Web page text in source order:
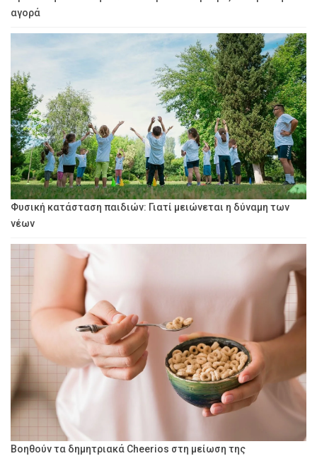
αγορά
Φυσική κατάσταση παιδιών: Γιατί μειώνεται η δύναμη των
νέων
Βοηθούν τα δημητριακά Cheerios στη μείωση της